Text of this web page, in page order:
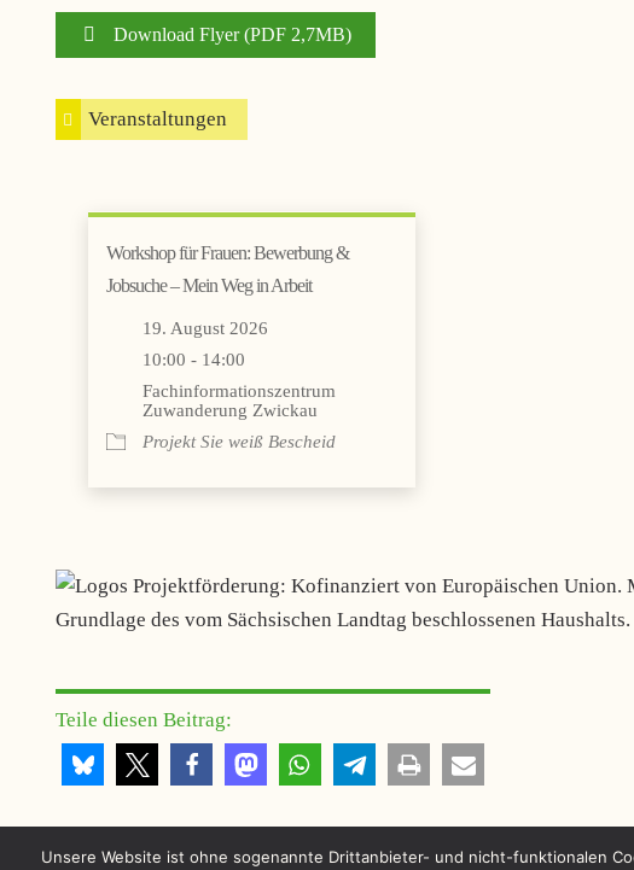
Download Flyer (PDF 2,7MB)
Veranstaltungen
Workshop für Frauen: Bewerbung &
Jobsuche – Mein Weg in Arbeit
19. August 2026
10:00 - 14:00
Fachinformationszentrum
Zuwanderung Zwickau
Projekt Sie weiß Bescheid
Teile diesen Beitrag:
Unsere Website ist ohne sogenannte Drittanbieter- und nicht-funktionalen